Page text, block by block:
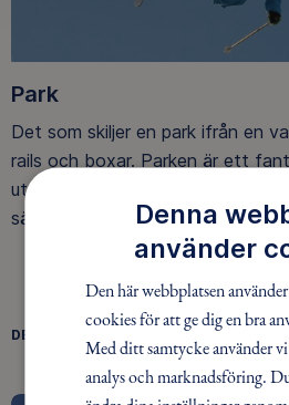
Park
Det som skiljer en park ifrån en
rails och boxar. Parken är ett
utveckla din skidåkning på ett
sätt tillsammans med andra.
DELA
FACEBOOKTWITTER
Denna
använder
Den här webbplatsen
cookies för att ge dig en bra
Med ditt samtycke använder
analys och marknadsföring.